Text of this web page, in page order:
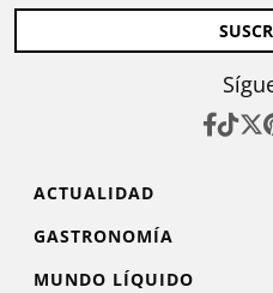
ACTUALIDAD
GASTRONOMÍA
MUNDO LÍQUIDO